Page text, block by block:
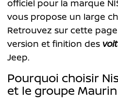
officiel pour la marque
vous propose un large
Retrouvez sur cette
version et finition des
Jeep.
Pourquoi choisir
et le groupe